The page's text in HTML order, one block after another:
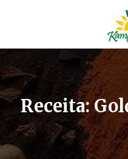
Receita: